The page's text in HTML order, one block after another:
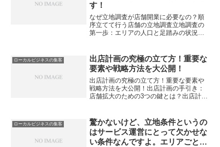
す！
なぜ立地調査が店舗開業に必要なの？順
序立てて行う店舗の立地調査立地調査の
第一歩：エリアの人口と足踏みの状況を
的な場所の特性を解析する立地を選ぶと
きに重視したいポイン...
ローカルビジネスの集客
出店計画の究極の立て方！重要な
要素や戦略方法を大公開！
出店計画の究極の立て方！重要な要素や
戦略方法を大公開！出店計画の手引き：
店舗拡大のための3つの鍵とは？出店計画
舗・ブランドの見つけ方出店計画の秘訣
③：事業状況の正確な理解...
ローカルビジネスの集客
驚かないけど、立地条件というの
はサービス運営にとって欠かせな
い条件なんですよ。エリアごとの